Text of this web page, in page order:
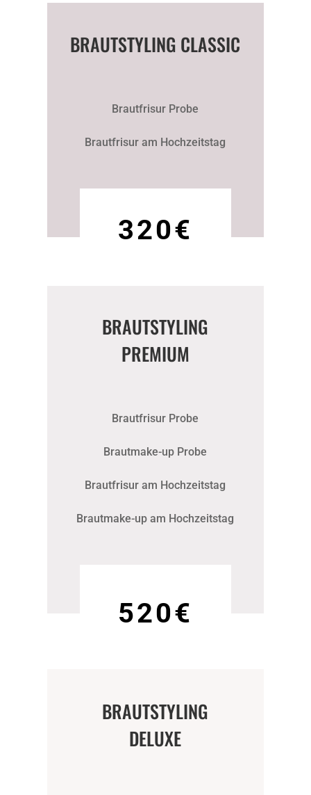
BRAUTSTYLING CLASSIC
Brautfrisur Probe
Brautfrisur am Hochzeitstag
320€
BRAUTSTYLING
PREMIUM
Brautfrisur Probe
Brautmake-up Probe
Brautfrisur am Hochzeitstag
Brautmake-up am Hochzeitstag
520€
BRAUTSTYLING
DELUXE